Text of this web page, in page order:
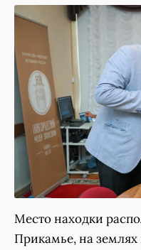
Место находки
Прикамье, на